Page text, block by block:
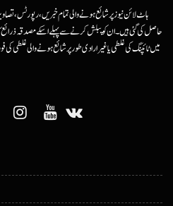
ہاٹ لائن نیوز پر شائع ہونے والی تمام خبریں، رپورٹس،
حاصل کی گئی ہیں۔ ان کو پبلش کرنے سے پہلے اسکے مصدقہ ذرائع
میں ٹائپنگ کی غلطی یا غیرارادی طور پر شائع ہونے والی غلطی